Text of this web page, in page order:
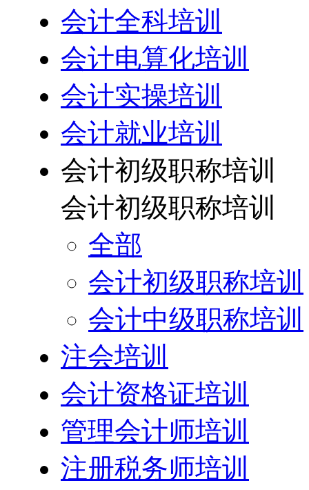
会计全科培训
会计电算化培训
会计实操培训
会计就业培训
会计初级职称培训
会计初级职称培训
全部
会计初级职称培训
会计中级职称培训
注会培训
会计资格证培训
管理会计师培训
注册税务师培训